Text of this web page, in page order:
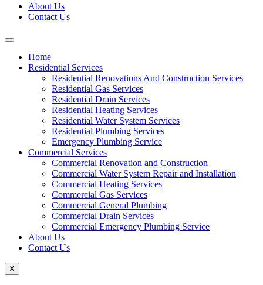
About Us
Contact Us
Home
Residential Services
Residential Renovations And Construction Services
Residential Gas Services
Residential Drain Services
Residential Heating Services
Residential Water System Services
Residential Plumbing Services
Emergency Plumbing Service
Commercial Services
Commercial Renovation and Construction
Commercial Water System Repair and Installation
Commercial Heating Services
Commercial Gas Services
Commercial General Plumbing
Commercial Drain Services
Commercial Emergency Plumbing Service
About Us
Contact Us
X